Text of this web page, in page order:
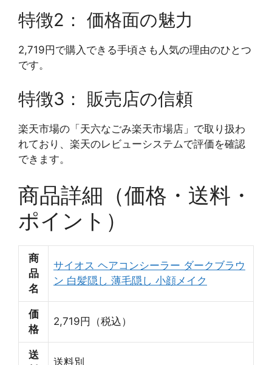
特徴2： 価格面の魅力
2,719円で購入できる手頃さも人気の理由のひとつ
です。
特徴3： 販売店の信頼
楽天市場の「天六なごみ楽天市場店」で取り扱わ
れており、楽天のレビューシステムで評価を確認
できます。
商品詳細（価格・送料・
ポイント）
商
品
名
サイオス ヘアコンシーラー ダークブラウ
ン 白髪隠し 薄毛隠し 小顔メイク
価
格
2,719円（税込）
送
送料別